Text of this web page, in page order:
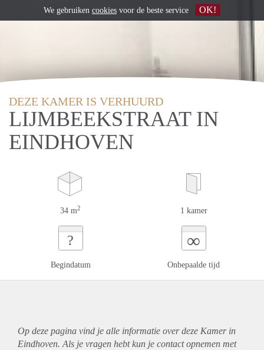
DEZE KAMER IS VERHUURD
LIJMBEEKSTRAAT IN
EINDHOVEN
34 m2 1 kamer
?
Begindatum
∞
Onbepaalde tijd
Op deze pagina vind je alle informatie over deze Kamer in
Eindhoven. Als je vragen hebt kun je contact opnemen met
We gebruiken cookies voor de beste service OK!